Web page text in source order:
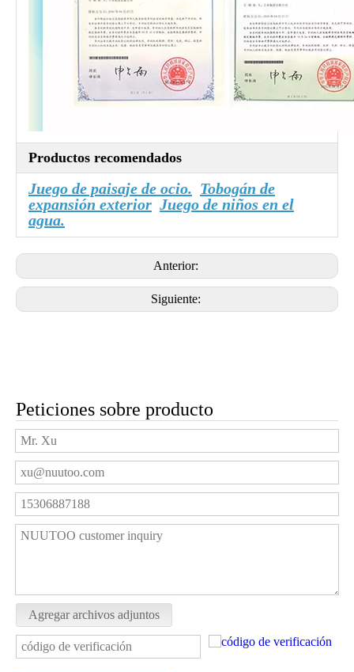
Productos recomendados
Juego de paisaje de ocio. Tobogán de
expansión exterior Juego de niños en el
agua.
Anterior:
Siguiente:
Peticiones sobre producto
Agregar archivos adjuntos